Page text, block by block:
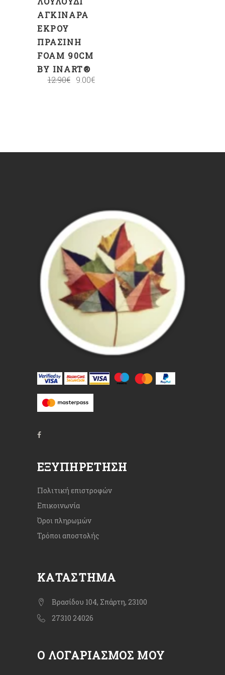
ΑΓΚΙΝΆΡΑ
ΕΚΡΟΎ
ΠΡΆΣΙΝΗ
FOAM 90CM
BY INART®
12.90€ 9.00€
ΕΞΥΠΗΡΈΤΗΣΗ
Πολιτική επιστροφών
Επικοινωνία
Όροι πληρωμών
Τρόποι αποστολής
ΚΑΤΆΣΤΗΜΑ
Βρασίδου 104, Σπάρτη, 23100
27310 24026
Ο ΛΟΓΑΡΙΑΣΜΌΣ ΜΟΥ